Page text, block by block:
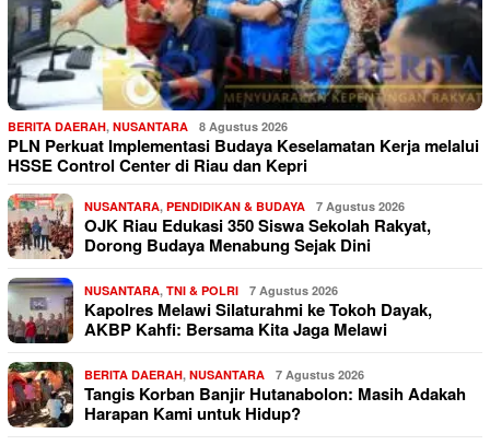
BERITA DAERAH, NUSANTARA 8 Agustus 2026
PLN Perkuat Implementasi Budaya Keselamatan Kerja melalui
HSSE Control Center di Riau dan Kepri
NUSANTARA, PENDIDIKAN & BUDAYA 7 Agustus 2026
OJK Riau Edukasi 350 Siswa Sekolah Rakyat,
Dorong Budaya Menabung Sejak Dini
NUSANTARA, TNI & POLRI 7 Agustus 2026
Kapolres Melawi Silaturahmi ke Tokoh Dayak,
AKBP Kahfi: Bersama Kita Jaga Melawi
BERITA DAERAH, NUSANTARA 7 Agustus 2026
Tangis Korban Banjir Hutanabolon: Masih Adakah
Harapan Kami untuk Hidup?